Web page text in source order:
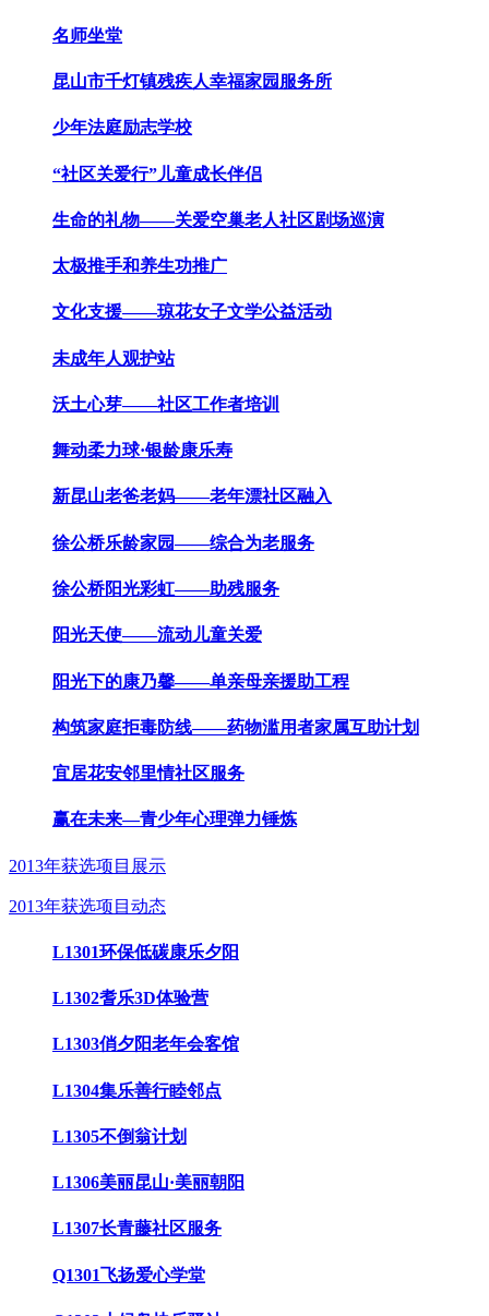
名师坐堂
昆山市千灯镇残疾人幸福家园服务所
少年法庭励志学校
“社区关爱行”儿童成长伴侣
生命的礼物——关爱空巢老人社区剧场巡演
太极推手和养生功推广
文化支援——琼花女子文学公益活动
未成年人观护站
沃土心芽——社区工作者培训
舞动柔力球·银龄康乐寿
新昆山老爸老妈——老年漂社区融入
徐公桥乐龄家园——综合为老服务
徐公桥阳光彩虹——助残服务
阳光天使——流动儿童关爱
阳光下的康乃馨——单亲母亲援助工程
构筑家庭拒毒防线——药物滥用者家属互助计划
宜居花安邻里情社区服务
赢在未来—青少年心理弹力锤炼
2013年获选项目展示
2013年获选项目动态
L1301环保低碳康乐夕阳
L1302耆乐3D体验营
L1303俏夕阳老年会客馆
L1304集乐善行睦邻点
L1305不倒翁计划
L1306美丽昆山·美丽朝阳
L1307长青藤社区服务
Q1301飞扬爱心学堂